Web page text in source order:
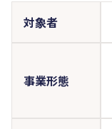
対象者
事業形態